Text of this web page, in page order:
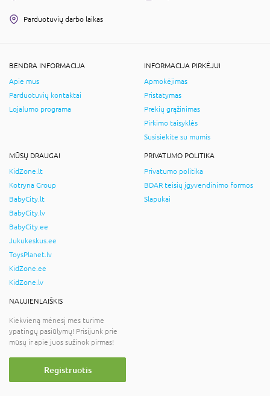
Parduotuvių darbo laikas
BENDRA INFORMACIJA
Apie mus
Parduotuvių kontaktai
Lojalumo programa
INFORMACIJA PIRKĖJUI
Apmokėjimas
Pristatymas
Prekių grąžinimas
Pirkimo taisyklės
Susisiekite su mumis
MŪSŲ DRAUGAI
KidZone.lt
Kotryna Group
BabyCity.lt
BabyCity.lv
BabyCity.ee
Jukukeskus.ee
ToysPlanet.lv
KidZone.ee
KidZone.lv
PRIVATUMO POLITIKA
Privatumo politika
BDAR teisių įgyvendinimo formos
Slapukai
NAUJIENLAIŠKIS
Kiekvieną mėnesį mes turime
ypatingų pasiūlymų! Prisijunk prie
mūsų ir apie juos sužinok pirmas!
Registruotis